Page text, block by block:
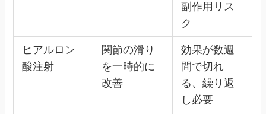
副作用リス
ク
ヒアルロン
酸注射
関節の滑り
を一時的に
改善
効果が数週
間で切れ
る、繰り返
し必要